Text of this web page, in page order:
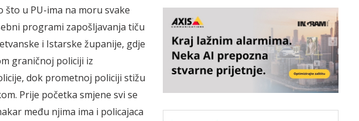
što u PU-ima na moru svake
programi zapošljavanja tiču
i Istarske županije, gdje
graničnoj policiji iz
dok prometnoj policiji stižu
Prije početka smjene svi se
među njima ima i policajaca